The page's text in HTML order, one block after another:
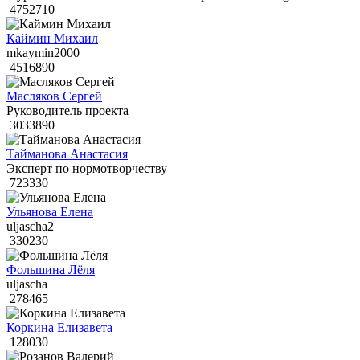
4752710
Каймин Михаил
mkaymin2000
4516890
Масляков Сергей
Руководитель проекта
3033890
Тайманова Анастасия
Эксперт по нормотворчеству
723330
Ульянова Елена
uljascha2
330230
Фольшина Лёля
uljascha
278465
Коркина Елизавета
128030